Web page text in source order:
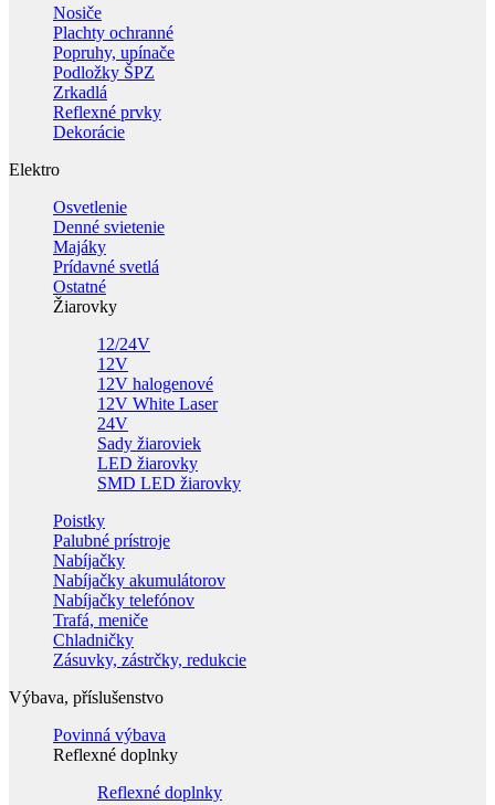
Nosiče
Plachty ochranné
Popruhy, upínače
Podložky ŠPZ
Zrkadlá
Reflexné prvky
Dekorácie
Elektro
Osvetlenie
Denné svietenie
Majáky
Prídavné svetlá
Ostatné
Žiarovky
12/24V
12V
12V halogenové
12V White Laser
24V
Sady žiaroviek
LED žiarovky
SMD LED žiarovky
Poistky
Palubné prístroje
Nabíjačky
Nabíjačky akumulátorov
Nabíjačky telefónov
Trafá, meniče
Chladničky
Zásuvky, zástrčky, redukcie
Výbava, příslušenstvo
Povinná výbava
Reflexné doplnky
Reflexné doplnky